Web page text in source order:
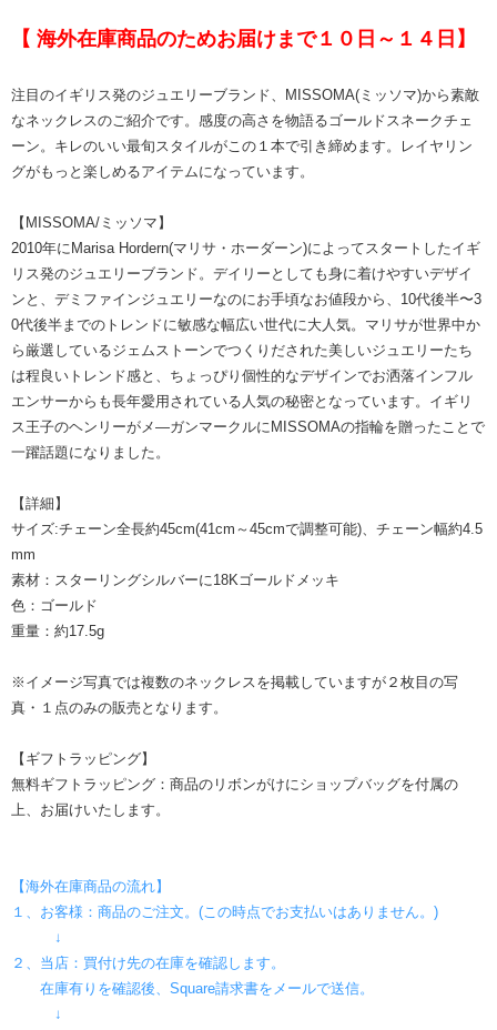
【 海外在庫商品のためお届けまで１０日～１４日】
注目のイギリス発のジュエリーブランド、MISSOMA(ミッソマ)から素敵
なネックレスのご紹介です。感度の高さを物語るゴールドスネークチェ
ーン。キレのいい最旬スタイルがこの１本で引き締めます。レイヤリン
グがもっと楽しめるアイテムになっています。
【 MISSOMA/ミッソマ】
2010年にMarisa Hordern(マリサ・ホーダーン)によってスタートしたイギ
リス発のジュエリーブランド。デイリーとしても身に着けやすいデザイ
ンと、デミファインジュエリーなのにお手頃なお値段から、10代後半〜3
0代後半までのトレンドに敏感な幅広い世代に大人気。マリサが世界中か
ら厳選しているジェムストーンでつくりだされた美しいジュエリーたち
は程良いトレンド感と、ちょっぴり個性的なデザインでお洒落インフル
エンサーからも長年愛用されている人気の秘密となっています。イギリ
ス王子のヘンリーがメ―ガンマークルにMISSOMAの指輪を贈ったことで
一躍話題になりました。
【詳細】
サイズ:チェーン全長約45cm(41cm～45cmで調整可能)、チェーン幅約4.5
mm
素材：スターリングシルバーに18Kゴールドメッキ
色：ゴールド
重量：約17.5g
※イメージ写真では複数のネックレスを掲載していますが２枚目の写
真・１点のみの販売となります。
【ギフトラッピング】
無料ギフトラッピング：商品のリボンがけにショップバッグを付属の
上、お届けいたします。
【海外在庫商品の流れ】
１、お客様：商品のご注文。(この時点でお支払いはありません。)
↓
２、当店：買付け先の在庫を確認します。
在庫有りを確認後、Square請求書をメールで送信。
↓